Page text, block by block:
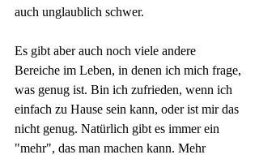
auch unglaublich schwer.
Es gibt aber auch noch viele andere
Bereiche im Leben, in denen ich mich frage,
was genug ist. Bin ich zufrieden, wenn ich
einfach zu Hause sein kann, oder ist mir das
nicht genug. Natürlich gibt es immer ein
"mehr", das man machen kann. Mehr